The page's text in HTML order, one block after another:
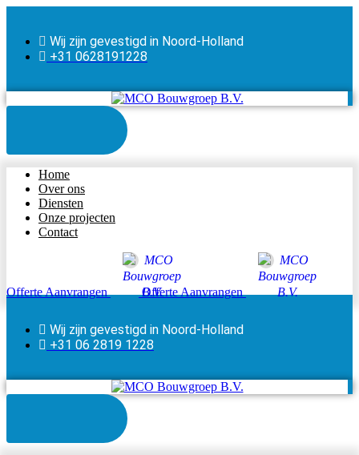
Wij zijn gevestigd in Noord-Holland
+31 0628191228
Home
Over ons
Diensten
Onze projecten
Contact
Offerte Aanvrangen Offerte Aanvrangen
Wij zijn gevestigd in Noord-Holland
+31 06 2819 1228